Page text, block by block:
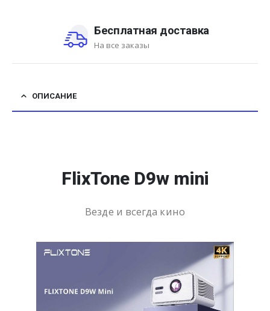
Бесплатная доставка
На все заказы
ОПИСАНИЕ
FlixTone D9w mini
Везде и всегда кино